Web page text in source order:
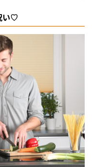
』を贈ろう
ォトフレーム』
フレーム
い♡